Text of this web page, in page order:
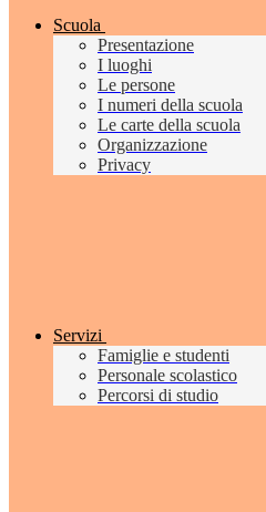
Scuola
Presentazione
I luoghi
Le persone
I numeri della scuola
Le carte della scuola
Organizzazione
Privacy
Servizi
Famiglie e studenti
Personale scolastico
Percorsi di studio